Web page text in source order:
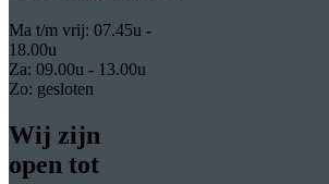
Ma t/m vrij: 07.45u -
18.00u
Za: 09.00u - 13.00u
Zo: gesloten
Wij zijn
open tot